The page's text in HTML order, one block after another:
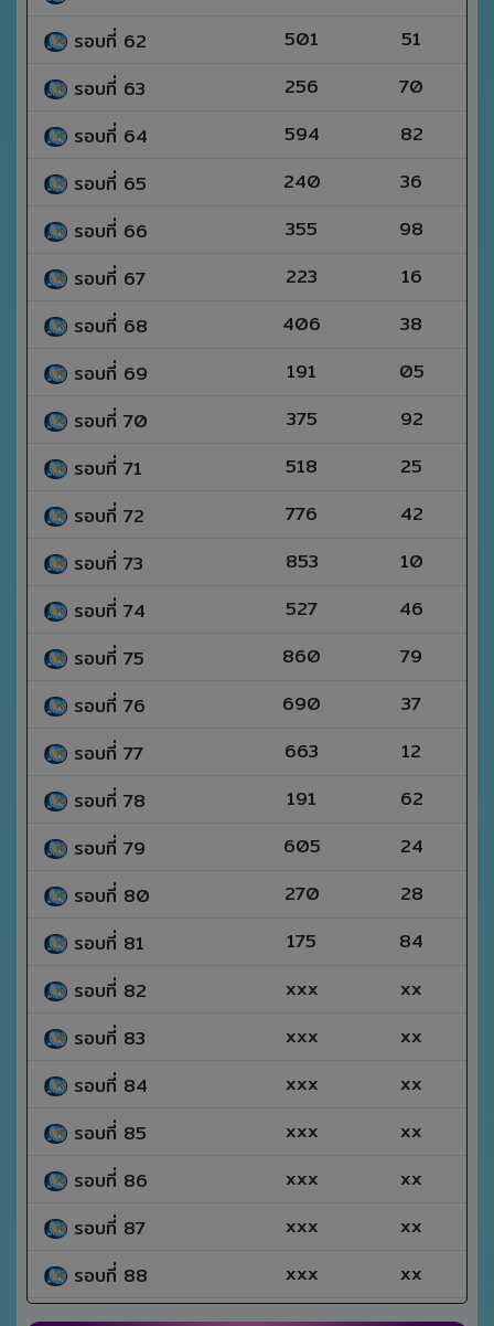
รอบที่ 62
501
51
รอบที่ 63
256
70
รอบที่ 64
594
82
รอบที่ 65
240
36
รอบที่ 66
355
98
รอบที่ 67
223
16
รอบที่ 68
406
38
รอบที่ 69
191
05
รอบที่ 70
375
92
รอบที่ 71
518
25
รอบที่ 72
776
42
รอบที่ 73
853
10
รอบที่ 74
527
46
รอบที่ 75
860
79
รอบที่ 76
690
37
รอบที่ 77
663
12
รอบที่ 78
191
62
รอบที่ 79
605
24
รอบที่ 80
270
28
รอบที่ 81
175
84
รอบที่ 82
xxx
xx
รอบที่ 83
xxx
xx
รอบที่ 84
xxx
xx
รอบที่ 85
xxx
xx
รอบที่ 86
xxx
xx
รอบที่ 87
xxx
xx
รอบที่ 88
xxx xx